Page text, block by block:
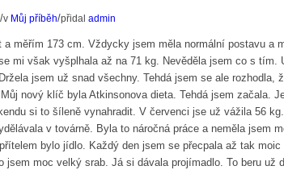
/v Můj příběh/přidal admin
a měřím 173 cm. Vždycky jsem měla normální postavu a
mi však vyšplhala až na 71 kg. Nevěděla jsem co s tím.
jsem už snad všechny. Tehdá jsem se ale rozhodla,
nový klíč byla Atkinsonova dieta. Tehdá jsem začala.
si to šíleně vynahradit. V červenci jse už vážila 56
v továrně. Byla to náročná práce a neměla jsem
bylo jídlo. Každý den jsem se přecpala až tak
jsem moc velký srab. Já si dávala projímadlo. To beru už